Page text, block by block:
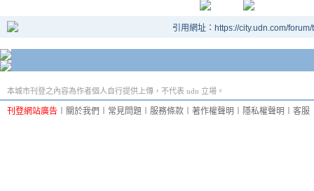
引用網址：https://city.udn.com/
本城市刊登之內容為作者個人自行提供上傳，不代表 udn 立場。
刊登網站廣告 關於我們 常見問題 服務條款 著作權聲明 隱私權聲明 客服